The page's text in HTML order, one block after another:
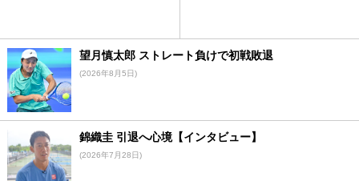
望月慎太郎 ストレート負けで初戦敗退
(2026年8月5日)
錦織圭 引退へ心境【インタビュー】
(2026年7月28日)